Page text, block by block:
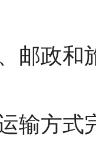
邮政和
输方式